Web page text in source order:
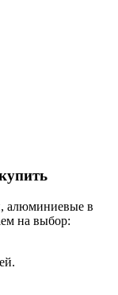
алюминиевые в
на выбор: